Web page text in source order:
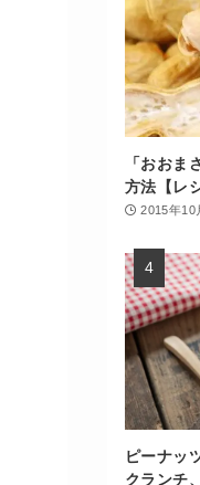
「おおま
方法【レ
2015年10
ピーナッ
クランチ